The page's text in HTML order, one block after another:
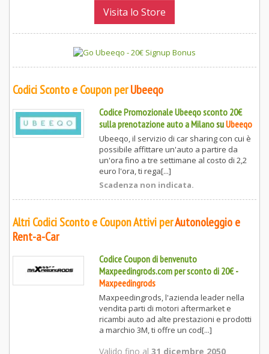
Visita lo Store
Codici Sconto e Coupon perUbeeqo
Codice Promozionale Ubeeqo sconto 20€
sulla prenotazione auto a MilanosuUbeeqo
Ubeeqo, il servizio di car sharing con cui è
possibile affittare un'auto a partire da
un'ora fino a tre settimane al costo di 2,2
euro l'ora, ti rega[...]
Scadenza non indicata.
Altri Codici Sconto e Coupon Attivi perAutonoleggio e
Rent-a-Car
Codice Coupon di benvenuto
Maxpeedingrods.com per sconto di 20€-
Maxpeedingrods
Maxpeedingrods, l'azienda leader nella
vendita parti di motori aftermarket e
ricambi auto ad alte prestazioni e prodotti
a marchio 3M, ti offre un cod[...]
Valido fino al 31 dicembre 2050